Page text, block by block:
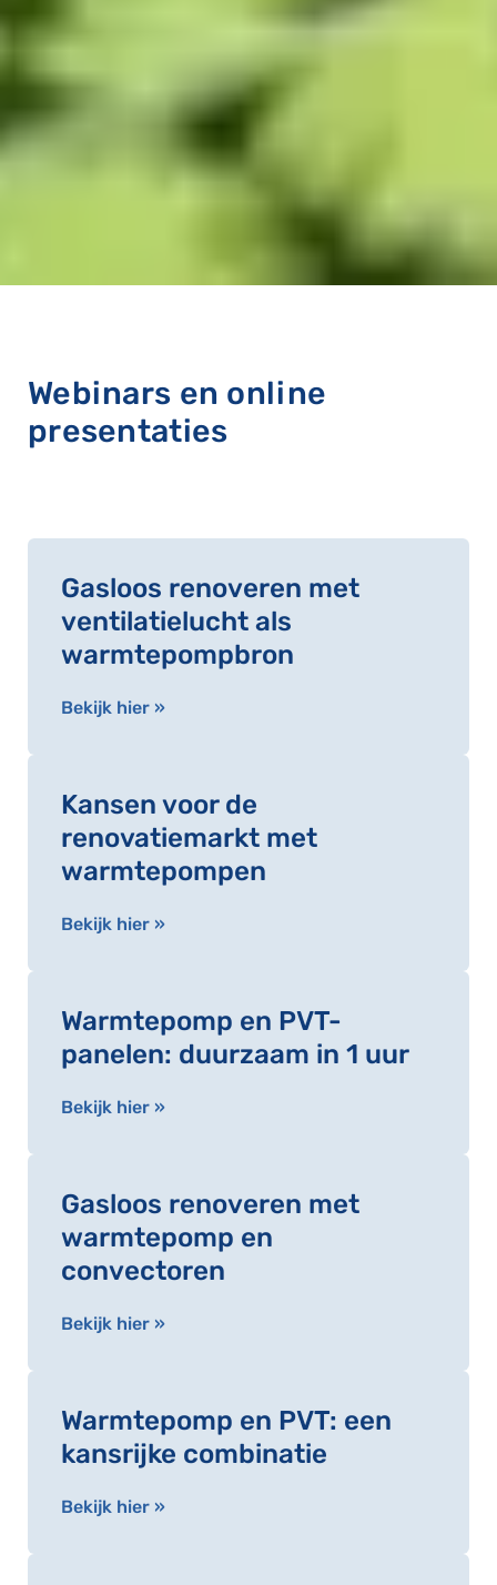
Webinars en online
presentaties
Gasloos renoveren met
ventilatielucht als
warmtepompbron
Bekijk hier »
Kansen voor de
renovatiemarkt met
warmtepompen
Bekijk hier »
Warmtepomp en PVT-
panelen: duurzaam in 1 uur
Bekijk hier »
Gasloos renoveren met
warmtepomp en
convectoren
Bekijk hier »
Warmtepomp en PVT: een
kansrijke combinatie
Bekijk hier »